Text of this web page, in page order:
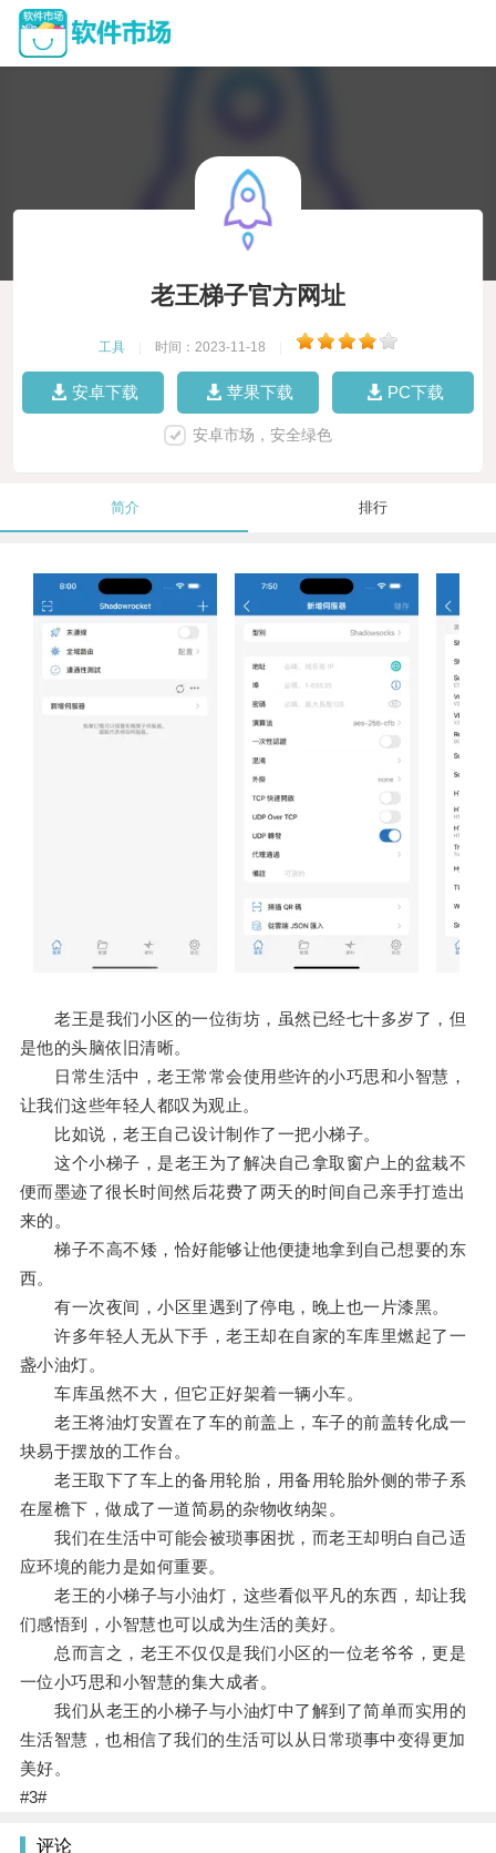
老王梯子官方网址
工具 时间：2023-11-18
安卓下载 苹果下载 PC下载
安卓市场，安全绿色
简介 排行
老王是我们小区的一位街坊，虽然已经七十多岁了，但
是他的头脑依旧清晰。
日常生活中，老王常常会使用些许的小巧思和小智慧，
让我们这些年轻人都叹为观止。
比如说，老王自己设计制作了一把小梯子。
这个小梯子，是老王为了解决自己拿取窗户上的盆栽不
便而墨迹了很长时间然后花费了两天的时间自己亲手打造出
来的。
梯子不高不矮，恰好能够让他便捷地拿到自己想要的东
西。
有一次夜间，小区里遇到了停电，晚上也一片漆黑。
许多年轻人无从下手，老王却在自家的车库里燃起了一
盏小油灯。
车库虽然不大，但它正好架着一辆小车。
老王将油灯安置在了车的前盖上，车子的前盖转化成一
块易于摆放的工作台。
老王取下了车上的备用轮胎，用备用轮胎外侧的带子系
在屋檐下，做成了一道简易的杂物收纳架。
我们在生活中可能会被琐事困扰，而老王却明白自己适
应环境的能力是如何重要。
老王的小梯子与小油灯，这些看似平凡的东西，却让我
们感悟到，小智慧也可以成为生活的美好。
总而言之，老王不仅仅是我们小区的一位老爷爷，更是
一位小巧思和小智慧的集大成者。
我们从老王的小梯子与小油灯中了解到了简单而实用的
生活智慧，也相信了我们的生活可以从日常琐事中变得更加
美好。
#3#
评论